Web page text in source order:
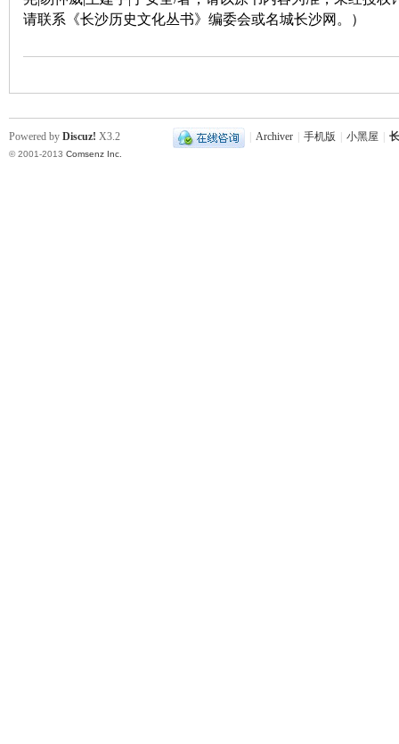
|
请联系《长沙历史文化丛书》编委会或名城长沙网。）
Archiver 手机版 小黑屋
Powered by Discuz! X3.2
© 2001-2013 Comsenz Inc.